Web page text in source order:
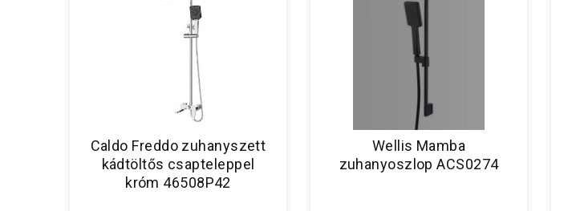
Caldo Freddo zuhanyszett
kádtöltős csapteleppel
króm 46508P42
Wellis Mamba
zuhanyoszlop ACS0274